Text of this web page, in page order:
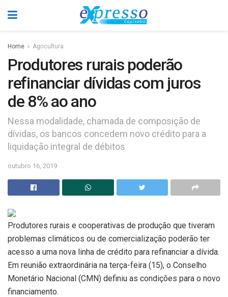
Home Agricultura
Produtores rurais poderão
refinanciar dívidas com juros
de 8% ao ano
Nessa modalidade, chamada de composição de
dívidas, os bancos concedem novo crédito para a
liquidação integral de débitos
outubro 16, 2019
Produtores rurais e cooperativas de produção que tiveram
problemas climáticos ou de comercialização poderão ter
acesso a uma nova linha de crédito para refinanciar a dívida.
Em reunião extraordinária na terça-feira (15), o Conselho
Monetário Nacional (CMN) definiu as condições para o novo
financiamento.